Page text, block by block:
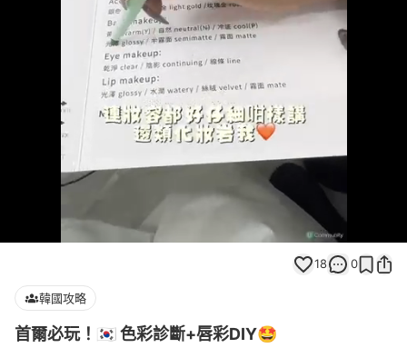
100.00%
18 0
韓國攻略
首爾必玩！🇰🇷 色彩診斷+唇彩DIY🤩